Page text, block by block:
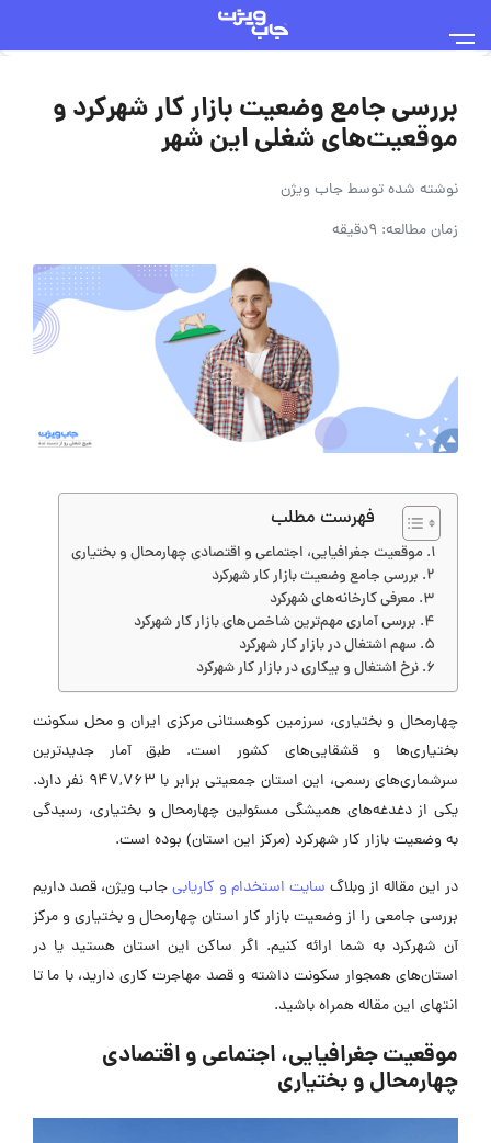
بررسی جامع وضعیت بازار کار شهرکرد و
موقعیت‌های شغلی این شهر
نوشته شده توسطجاب ویژن
زمان مطالعه: 9دقیقه
فهرست مطلب
موقعیت جغرافیایی، اجتماعی و اقتصادی چهارمحال و بختیاری
بررسی جامع وضعیت بازار کار شهرکرد
معرفی کارخانه‌های شهرکرد
بررسی آماری مهم‌ترین شاخص‌های بازار کار شهرکرد
سهم اشتغال در بازار کار شهرکرد
نرخ اشتغال و بیکاری در بازار کار شهرکرد
چهارمحال و بختیاری، سرزمین کوهستانی مرکزی ایران و محل سکونت
بختیاری‌ها و قشقایی‌های کشور است. طبق آمار جدیدترین
سرشماری‌های رسمی، این استان جمعیتی برابر با 947,763 نفر دارد.
یکی از دغدغه‌های همیشگی مسئولین چهارمحال و بختیاری، رسیدگی
به وضعیت بازار کار شهرکرد (مرکز این استان) بوده است.
در این مقاله از وبلاگ سایت استخدام و کاریابیجاب ویژن، قصد داریم
بررسی جامعی را از وضعیت بازار کار استان چهارمحال و بختیاری و مرکز
آن شهرکرد به شما ارائه کنیم. اگر ساکن این استان هستید یا در
استان‌های همجوار سکونت داشته و قصد مهاجرت کاری دارید، با ما تا
انتهای این مقاله همراه باشید.
موقعیت جغرافیایی، اجتماعی و اقتصادی
چهارمحال و بختیاری